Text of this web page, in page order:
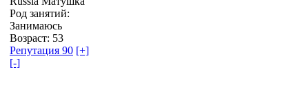
Род занятий:
Занимаюсь
Возраст: 53
Репутация 90 [+]
[-]